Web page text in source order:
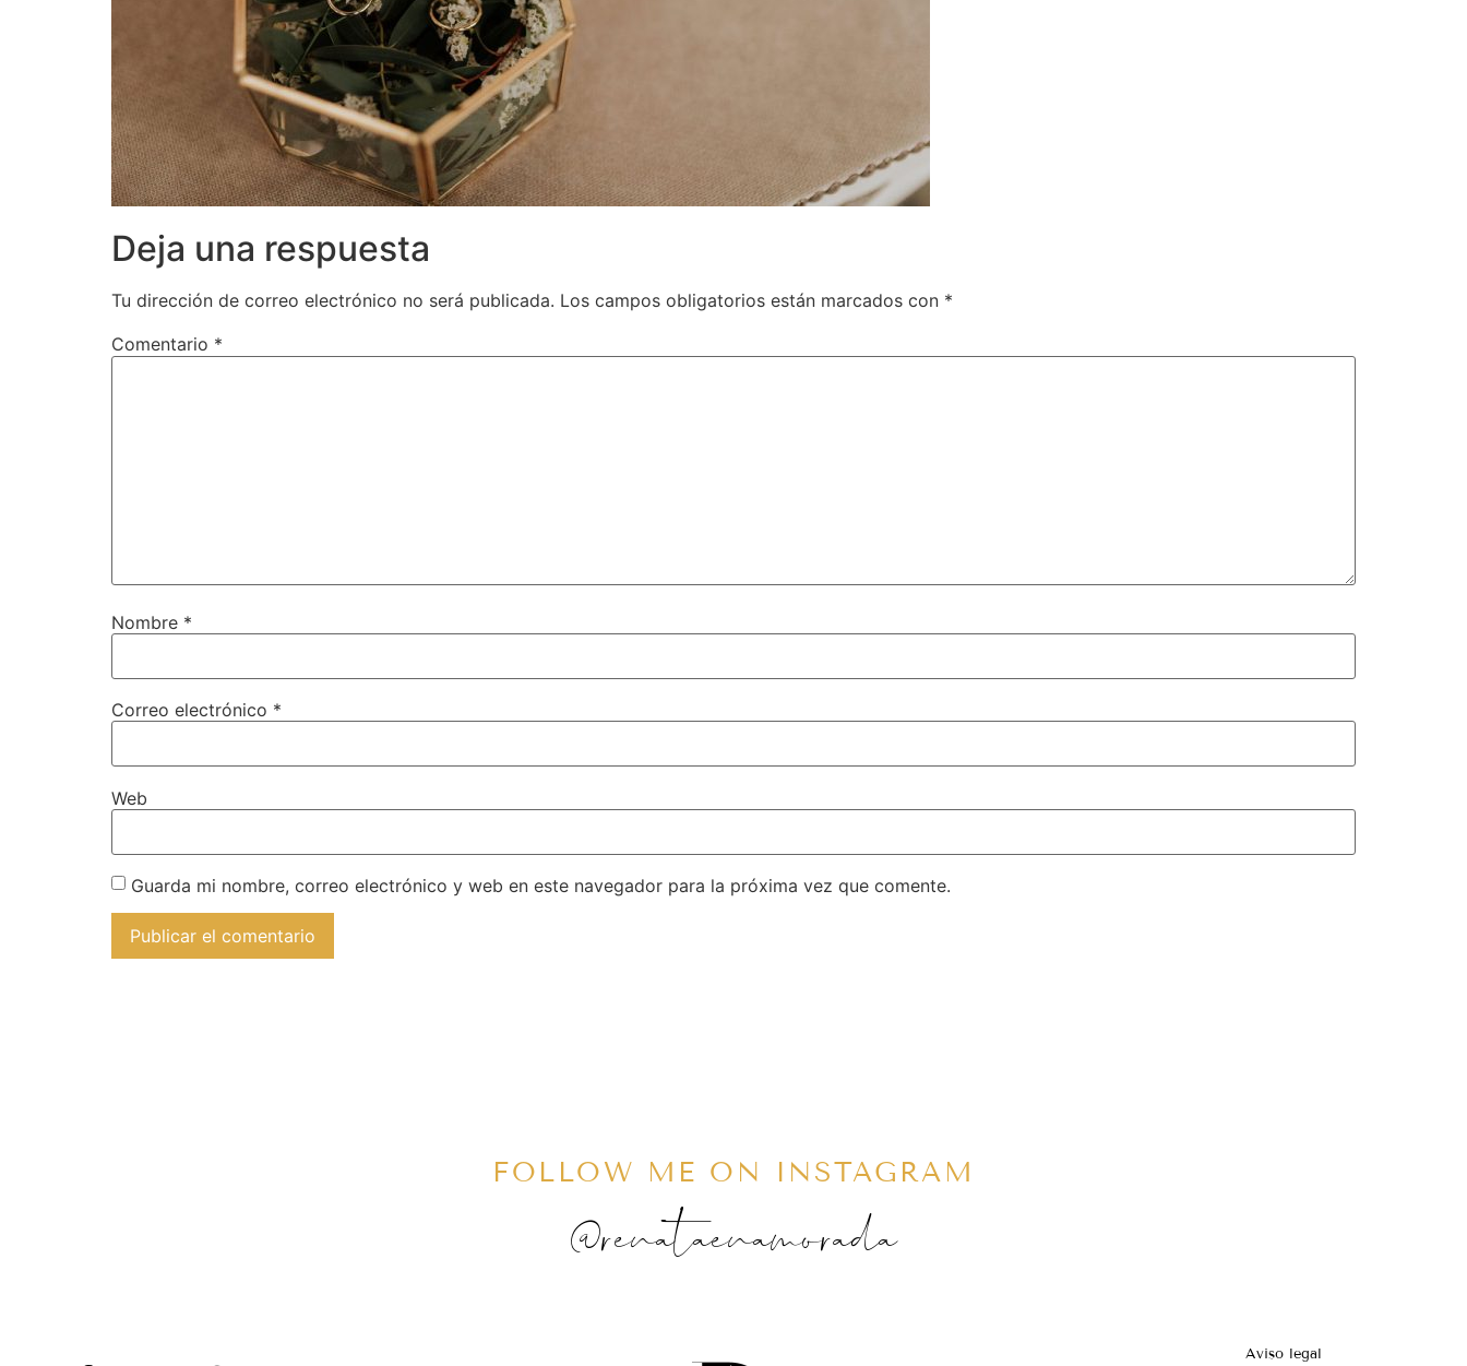
Deja una respuesta
Tu dirección de correo electrónico no será publicada. Los campos obligatorios están marcados con *
Comentario *
Nombre *
Correo electrónico *
Web
Guarda mi nombre, correo electrónico y web en este navegador para la próxima vez que comente.
FOLLOW ME ON INSTAGRAM
@renataenamorada
Aviso legal